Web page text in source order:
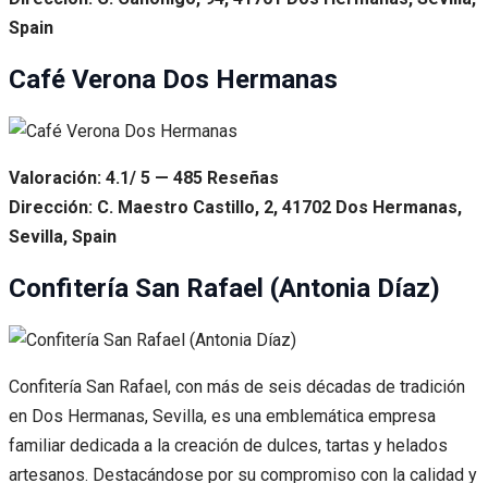
Spain
Café Verona Dos Hermanas
Valoración: 4.1/ 5 — 485 Reseñas
Dirección: C. Maestro Castillo, 2, 41702 Dos Hermanas,
Sevilla, Spain
Confitería San Rafael (Antonia Díaz)
Confitería San Rafael, con más de seis décadas de tradición
en Dos Hermanas, Sevilla, es una emblemática empresa
familiar dedicada a la creación de dulces, tartas y helados
artesanos. Destacándose por su compromiso con la calidad y